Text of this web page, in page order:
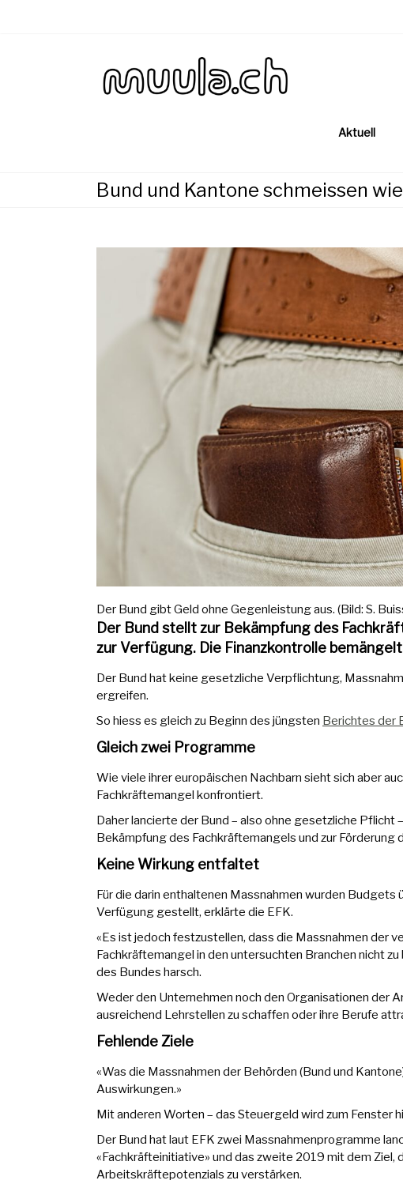
Aktuell
Bund und Kantone schmeissen
Der Bund gibt Geld ohne Gegenleistung aus. (Bild: S.
Der Bund stellt zur Bekämpfung des
zur Verfügung. Die Finanzkontrolle
Der Bund hat keine gesetzliche Verpflichtung,
ergreifen.
So hiess es gleich zu Beginn des jüngsten Berichtes der
Gleich zwei Programme
Wie viele ihrer europäischen Nachbarn sieht sich aber
Fachkräftemangel konfrontiert.
Daher lancierte der Bund – also ohne gesetzliche
Bekämpfung des Fachkräftemangels und zur
Keine Wirkung entfaltet
Für die darin enthaltenen Massnahmen wurden Budgets
Verfügung gestellt, erklärte die EFK.
«Es ist jedoch festzustellen, dass die Massnahmen der
Fachkräftemangel in den untersuchten Branchen nicht
des Bundes harsch.
Weder den Unternehmen noch den Organisationen der
ausreichend Lehrstellen zu schaffen oder ihre Berufe
Fehlende Ziele
«Was die Massnahmen der Behörden (Bund und
Auswirkungen.»
Mit anderen Worten – das Steuergeld wird zum Fenster
Der Bund hat laut EFK zwei Massnahmenprogramme
«Fachkräfteinitiative» und das zweite 2019 mit dem Ziel,
Arbeitskräftepotenzials zu verstärken.